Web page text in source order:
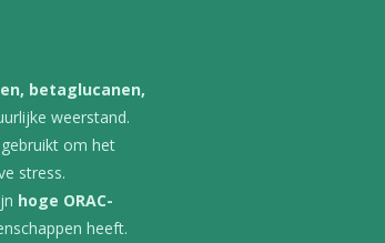
betaglucanen,
weerstand.
om het
stress.
hoge ORAC-
heeft.